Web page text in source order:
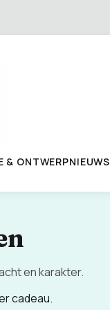
& ONTWERPNIEUWS
en karakter.
cadeau.